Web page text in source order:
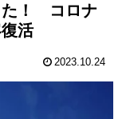
た！ コロナ
活
2023.10.24